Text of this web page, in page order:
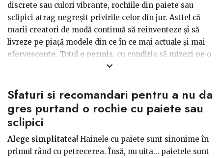
discrete sau culori vibrante, rochiile din paiete sau
sclipici atrag negreșit privirile celor din jur. Astfel că
marii creatori de modă continuă să reinventeze și să
livreze pe piață modele din ce în ce mai actuale și mai
efervescente. Totul e permis, cu condiţia să mizezi pe o
piesă emblematică, fie că aceasta este o haină sau un
regulă de bază a stilului. Însă, când vine vorba despre
rochii de seară cu paiete, apar și multe întrebări: Mai
am nevoie de accesorii? Și dacă da, ce fel de accesorii
pot purta la o astfel de ținută? Ce machiaj să aleg, astfel
încât să evit un look prea încărcat?
Sfaturi si recomandari pentru a nu da
gres purtand o rochie cu paiete sau
sclipici
Alege simplitatea! Hainele cu paiete sunt sinonime în
primul rând cu petrecerea. Însă, nu uita... paietele sunt